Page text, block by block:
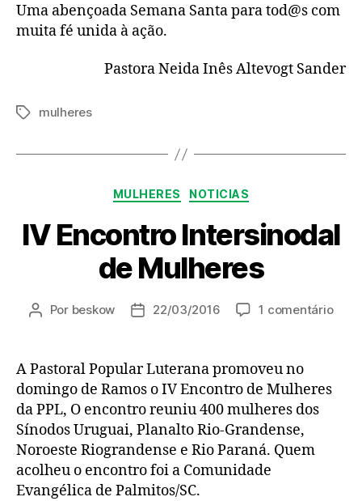
Uma abençoada Semana Santa para tod@s com
muita fé unida à ação.
Pastora Neida Inês Altevogt Sander
Tagsmulheres
Categorias
MULHERES NOTICIAS
IV Encontro Intersinodal
de Mulheres
Autor
Por beskow
Data22/03/2016 1 comentárioem
A Pastoral Popular Luterana promoveu no
domingo de Ramos o IV Encontro de Mulheres
da PPL, O encontro reuniu 400 mulheres dos
Sínodos Uruguai, Planalto Rio-Grandense,
Noroeste Riograndense e Rio Paraná. Quem
acolheu o encontro foi a Comunidade
Evangélica de Palmitos/SC.